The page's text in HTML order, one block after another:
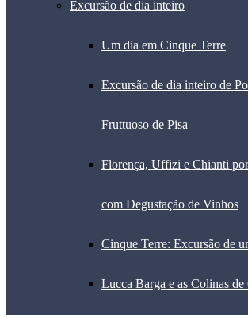
Excursão de dia inteiro
Um dia em Cinque Terre
Excursão de dia inteiro de
Fruttuoso de Pisa
Florença, Uffizi e Chianti
com Degustação de Vinhos
Cinque Terre: Excursão de
Lucca Barga e as Colinas